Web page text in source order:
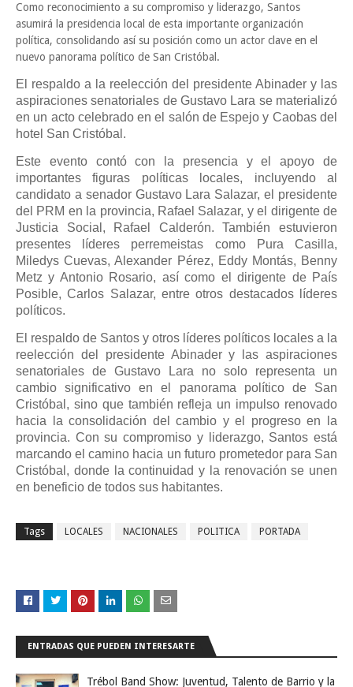
Como reconocimiento a su compromiso y liderazgo, Santos
asumirá la presidencia local de esta importante organización
política, consolidando así su posición como un actor clave en el
nuevo panorama político de San Cristóbal.
El respaldo a la reelección del presidente Abinader y las
aspiraciones senatoriales de Gustavo Lara se materializó
en un acto celebrado en el salón de Espejo y Caobas del
hotel San Cristóbal.
Este evento contó con la presencia y el apoyo de
importantes figuras políticas locales, incluyendo al
candidato a senador Gustavo Lara Salazar, el presidente
del PRM en la provincia, Rafael Salazar, y el dirigente de
Justicia Social, Rafael Calderón. También estuvieron
presentes líderes perremeistas como Pura Casilla,
Miledys Cuevas, Alexander Pérez, Eddy Montás, Benny
Metz y Antonio Rosario, así como el dirigente de País
Posible, Carlos Salazar, entre otros destacados líderes
políticos.
El respaldo de Santos y otros líderes políticos locales a la
reelección del presidente Abinader y las aspiraciones
senatoriales de Gustavo Lara no solo representa un
cambio significativo en el panorama político de San
Cristóbal, sino que también refleja un impulso renovado
hacia la consolidación del cambio y el progreso en la
provincia. Con su compromiso y liderazgo, Santos está
marcando el camino hacia un futuro prometedor para San
Cristóbal, donde la continuidad y la renovación se unen
en beneficio de todos sus habitantes.
Tags LOCALES NACIONALES POLITICA PORTADA
ENTRADAS QUE PUEDEN INTERESARTE
Trébol Band Show: Juventud, Talento de Barrio y la